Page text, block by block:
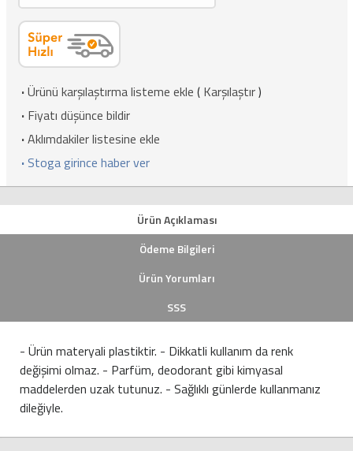
·Ürünü karşılaştırma listeme ekle ( Karşılaştır)
· Fiyatı düşünce bildir
·Aklımdakiler listesine ekle
· Stoga girince haber ver
Ürün Açıklaması
Ödeme Bilgileri
Ürün Yorumları
SSS
- Ürün materyali plastiktir. - Dikkatli kullanım da renk
değişimi olmaz. - Parfüm, deodorant gibi kimyasal
maddelerden uzak tutunuz. - Sağlıklı günlerde kullanmanız
dileğiyle.